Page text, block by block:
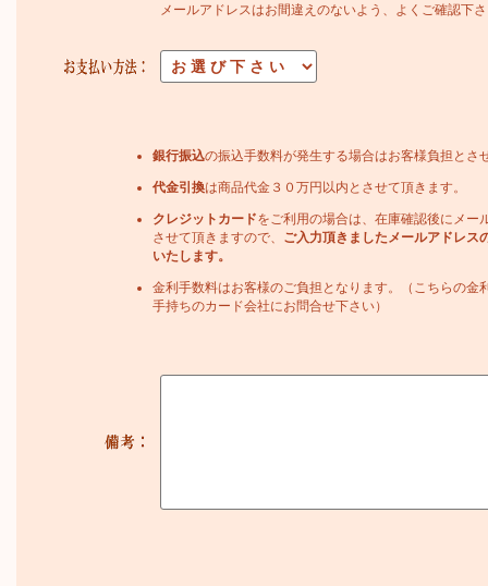
メールアドレスはお間違えのないよう、よくご確認下
銀行振込の振込手数料が発生する場合はお客様負担とさ
代金引換は商品代金３０万円以内とさせて頂きます。
クレジットカードをご利用の場合は、在庫確認後にメー
させて頂きますので、
ご入力頂きましたメールアドレス
いたします。
金利手数料はお客様のご負担となります。（こちらの金
手持ちのカード会社にお問合せ下さい）